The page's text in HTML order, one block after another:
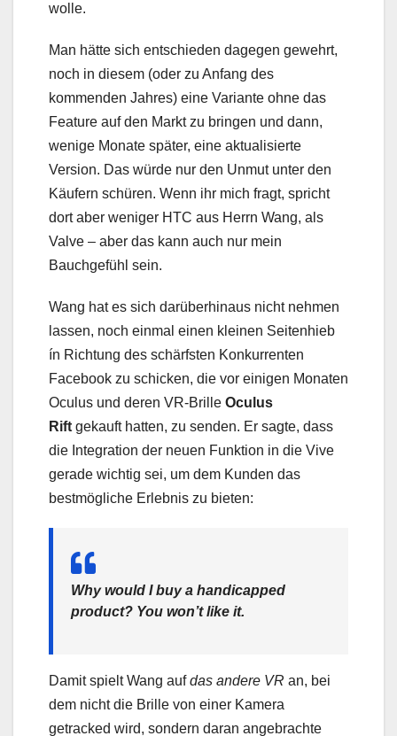
wolle.
Man hätte sich entschieden dagegen gewehrt,
noch in diesem (oder zu Anfang des
kommenden Jahres) eine Variante ohne das
Feature auf den Markt zu bringen und dann,
wenige Monate später, eine aktualisierte
Version. Das würde nur den Unmut unter den
Käufern schüren. Wenn ihr mich fragt, spricht
dort aber weniger HTC aus Herrn Wang, als
Valve – aber das kann auch nur mein
Bauchgefühl sein.
Wang hat es sich darüberhinaus nicht nehmen
lassen, noch einmal einen kleinen Seitenhieb
ín Richtung des schärfsten Konkurrenten
Facebook zu schicken, die vor einigen Monaten
Oculus und deren VR-Brille Oculus
Rift gekauft hatten, zu senden. Er sagte, dass
die Integration der neuen Funktion in die Vive
gerade wichtig sei, um dem Kunden das
bestmögliche Erlebnis zu bieten:
Why would I buy a handicapped
product? You won’t like it.
Damit spielt Wang aufdas andere VR an, bei
dem nicht die Brille von einer Kamera
getracked wird, sondern daran angebrachte